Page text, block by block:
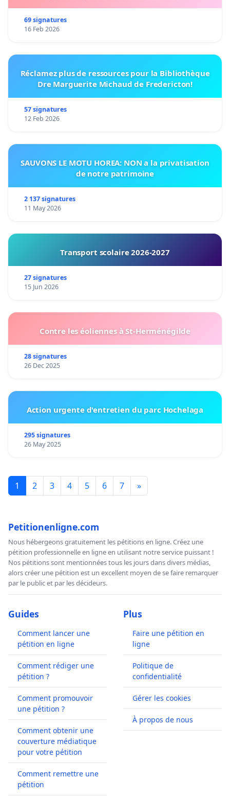
69 signatures
16 Feb 2026
Réclamez plus de ressources pour la Bibliothèque
Dre Marguerite Michaud de Fredericton!
57 signatures
12 Feb 2026
SAUVONS LE MOTU HOREA: NON a la privatisation
de notre patrimoine
2 137 signatures
11 May 2026
Transport scolaire 2026-2027
27 signatures
15 Jun 2026
Contre les éoliennes à St-Herménégilde
28 signatures
26 Dec 2025
Action urgente d'entretien du parc Hochelaga
295 signatures
26 May 2025
1 2 3 4 5 6 7 »
Petitionenligne.com
Nous hébergeons gratuitement les pétitions en ligne. Créez une
pétition professionnelle en ligne en utilisant notre service puissant !
Nos pétitions sont mentionnées tous les jours dans divers médias,
alors créer une pétition est un excellent moyen de se faire remarquer
par le public et par les décideurs.
Guides
Comment lancer une
pétition en ligne
Comment rédiger une
pétition ?
Comment promouvoir
une pétition ?
Comment obtenir une
couverture médiatique
pour votre pétition
Comment remettre une
pétition
Plus
Faire une pétition en
ligne
Politique de
confidentialité
Gérer les cookies
À propos de nous